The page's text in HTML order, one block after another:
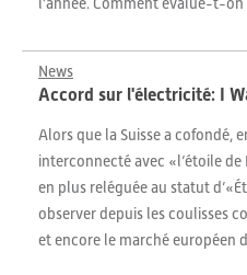
News
Accord sur l'électricité: I
Alors que la Suisse a cofondé,
interconnecté avec «l’étoile
en plus reléguée au statut
observer depuis les coulisses
et encore le marché européen